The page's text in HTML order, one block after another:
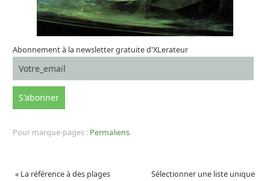
Abonnement à la newsletter gratuite d'XLerateur
Pour marque-pages : Permaliens.
« La référence à des plages
Sélectionner une liste unique